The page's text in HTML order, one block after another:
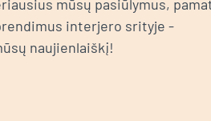
mūsų pasiūlymus,
interjero srityje -
naujienlaiškį!